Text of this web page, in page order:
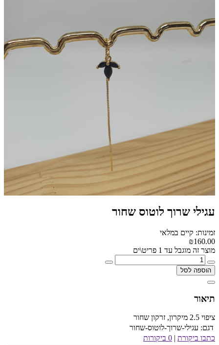
עגילי שרוך לוטוס שחור
זמינות: קיים במלאי
₪160.00
מוצר זה מוגבל עד 1 פריט\ים
הוספה לסל
תיאור
ציפוי 2.5 מיקרון, זרקון שחור
דגם: עגילי-שרוך-לוטוס-שחור
כתבו ביקורת | 0 ביקורות